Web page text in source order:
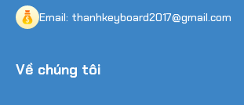
Email: thanhkeyboard2017@gmail.com
Về chúng tôi